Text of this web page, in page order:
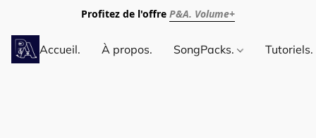
Profitez de l'offre P&A. Volume+
Accueil. À propos. SongPacks. Tutoriels.